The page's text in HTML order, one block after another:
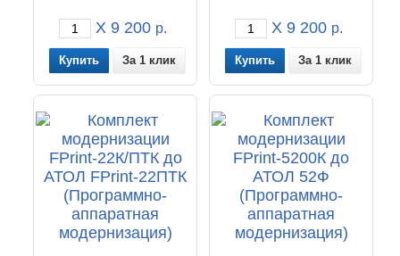
X 9 200 р.
За 1 клик
X 9 200 р.
За 1 клик